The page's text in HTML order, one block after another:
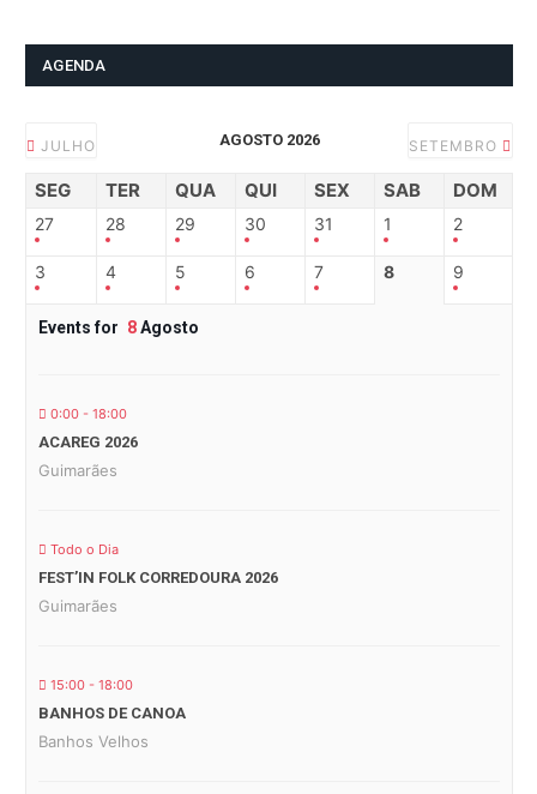
AGENDA
JULHO AGOSTO 2026 SETEMBRO
SEG TER QUA QUI SEX SAB DOM
27 28 29 30 31 1 2
3 4 5 6 7 8 9
Events for 8Agosto
0:00 - 18:00
ACAREG 2026
Guimarães
Todo o Dia
FEST’IN FOLK CORREDOURA 2026
Guimarães
15:00 - 18:00
BANHOS DE CANOA
Banhos Velhos